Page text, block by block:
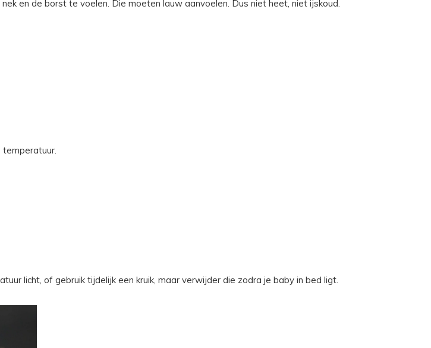
en de borst te voelen. Die moeten lauw aanvoelen. Dus niet heet, niet ijskoud.
temperatuur.
licht, of gebruik tijdelijk een kruik, maar verwijder die zodra je baby in bed ligt.